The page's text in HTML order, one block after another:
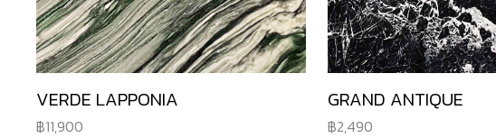
VERDE LAPPONIA
11,900
GRAND ANTIQUE
2,490